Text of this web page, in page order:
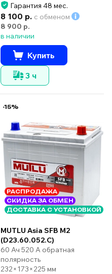
Гарантия 48 мес.
8 100 р. с обменом
8 900 р.
в наличии
Купить
3 ч
-15%
РАСПРОДАЖА
СКИДКА ЗА ОБМЕН
ДОСТАВКА С УСТАНОВКОЙ
MUTLU Asia SFB M2
(D23.60.052.C)
60 Ач 520 А обратная
полярность
232×173×225 мм